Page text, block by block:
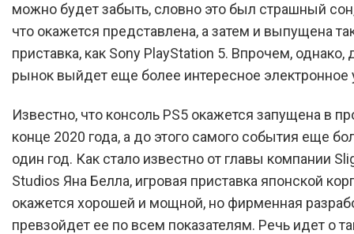
можно будет забыть, словно это был страшный
что окажется представлена, а затем и выпущена
приставка, как Sony PlayStation 5. Впрочем, однако,
рынок выйдет еще более интересное электронное
Известно, что консоль PS5 окажется запущена в
конце 2020 года, а до этого самого события еще
один год. Как стало известно от главы компании
Studios Яна Белла, игровая приставка японской
окажется хорошей и мощной, но фирменная
превзойдет ее по всем показателям. Речь идет о